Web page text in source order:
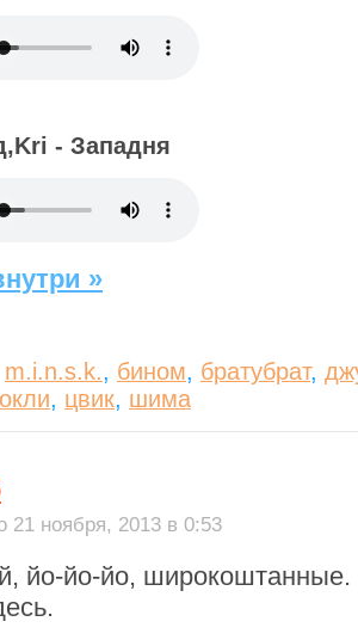
- Западня
»
m.i.n.s.k., бином, братубрат,
, цвик, шима
21 ноября, 2013 в 0:53
йо-йо-йо, широкоштанные.